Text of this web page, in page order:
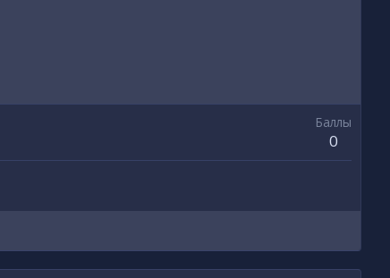
Баллы
0